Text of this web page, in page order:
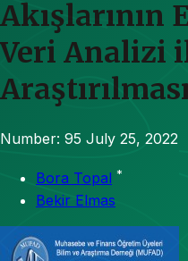
Akışlarının
Veri Analizi
Number: 95 July 25, 2022
Bora Topal *
Bekir Elmas